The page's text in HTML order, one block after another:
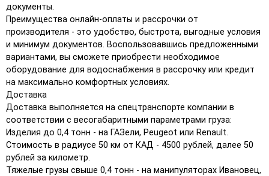
документы.
Преимущества онлайн-оплаты и рассрочки от
производителя - это удобство, быстрота, выгодные условия
и минимум документов. Воспользовавшись предложенными
вариантами, вы сможете приобрести необходимое
оборудование для водоснабжения в рассрочку или кредит
на максимально комфортных условиях.
Доставка
Доставка выполняется на спецтранспорте компании в
соответствии с весогабаритными параметрами груза:
Изделия до 0,4 тонн - на ГАЗели, Peugeot или Renault.
Стоимость в радиусе 50 км от КАД - 4500 рублей, далее 50
рублей за километр.
Тяжелые грузы свыше 0,4 тонн - на манипуляторах Ивановец,